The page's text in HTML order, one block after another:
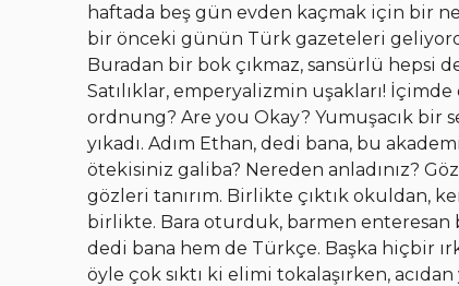
haftada beş gün evden kaçmak için bir
bir önceki günün Türk gazeteleri
Buradan bir bok çıkmaz, sansürlü hepsi
Satılıklar, emperyalizmin uşakları!
ordnung? Are you Okay? Yumuşacık bir
yıkadı. Adım Ethan, dedi bana, bu
ötekisiniz galiba? Nereden anladınız?
gözleri tanırım. Birlikte çıktık okuldan,
birlikte. Bara oturduk, barmen enteresan
dedi bana hem de Türkçe. Başka hiçbir
öyle çok sıktı ki elimi tokalaşırken,